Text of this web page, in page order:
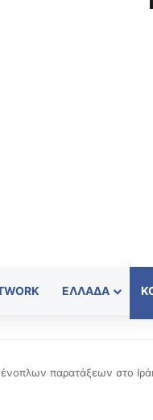
ΕΛΛΆΔΑ
ένοπλων παρατάξεων στο